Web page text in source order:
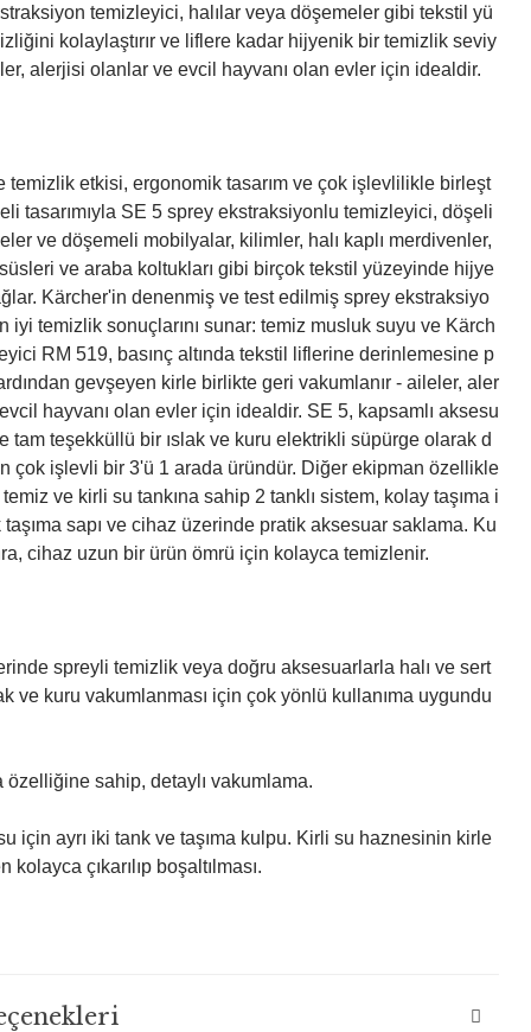
temizleyici, halılar veya döşemeler gibi tekstil yü
kolaylaştırır ve liflere kadar hijyenik bir temizlik seviy
alerjisi olanlar ve evcil hayvanı olan evler için idealdir.
temizlik etkisi, ergonomik tasarım ve çok işlevlilikle birleşt
tasarımıyla SE 5 sprey ekstraksiyonlu temizleyici, döşeli
ve döşemeli mobilyalar, kilimler, halı kaplı merdivenler,
ve araba koltukları gibi birçok tekstil yüzeyinde hijye
Kärcher'in denenmiş ve test edilmiş sprey ekstraksiyo
iyi temizlik sonuçlarını sunar: temiz musluk suyu ve Kärch
RM 519, basınç altında tekstil liflerine derinlemesine p
gevşeyen kirle birlikte geri vakumlanır - aileler, aler
hayvanı olan evler için idealdir. SE 5, kapsamlı aksesu
tam teşekküllü bir ıslak ve kuru elektrikli süpürge olarak d
çok işlevli bir 3'ü 1 arada üründür. Diğer ekipman özellikle
temiz ve kirli su tankına sahip 2 tanklı sistem, kolay taşıma i
sapı ve cihaz üzerinde pratik aksesuar saklama. Ku
cihaz uzun bir ürün ömrü için kolayca temizlenir.
spreyli temizlik veya doğru aksesuarlarla halı ve sert
ve kuru vakumlanması için çok yönlü kullanıma uygundu
özelliğine sahip, detaylı vakumlama.
için ayrı iki tank ve taşıma kulpu. Kirli su haznesinin kirle
kolayca çıkarılıp boşaltılması.